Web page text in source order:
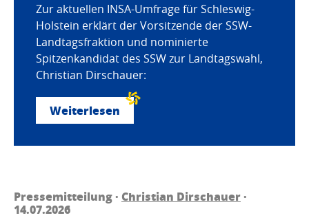
Zur aktuellen INSA-Umfrage für Schleswig-
Holstein erklärt der Vorsitzende der SSW-
Landtagsfraktion und nominierte
Spitzenkandidat des SSW zur Landtagswahl,
Christian Dirschauer:
Weiterlesen
Pressemitteilung · Christian Dirschauer·
14.07.2026